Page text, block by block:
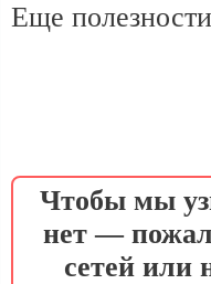
Еще
Чтобы мы
нет —
сетей или